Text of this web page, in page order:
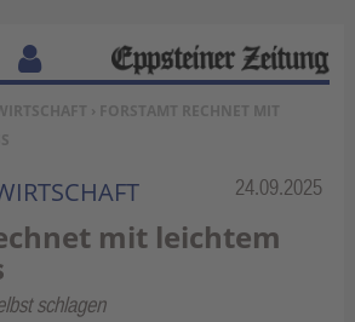
› FORSTAMT RECHNET MIT
Rubrik:
24.09.2025
mit leichtem
schlagen
Be
nu
erf
un
kti
en